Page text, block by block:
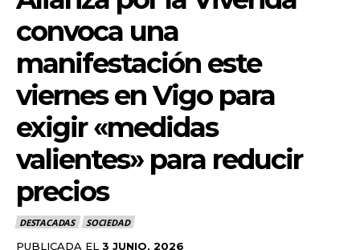
convoca una
manifestación este
viernes en Vigo para
exigir «medidas
valientes» para reducir
precios
DESTACADAS SOCIEDAD
PUBLICADA EL 3 JUNIO, 2026